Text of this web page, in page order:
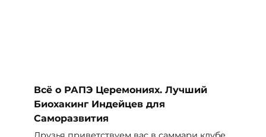
Всё о РАПЭ Церемониях. Лучший
Биохакинг Индейцев для
Саморазвития